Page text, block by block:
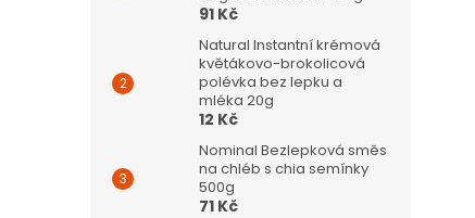
91 Kč
Natural Instantní krémová
květákovo-brokolicová
polévka bez lepku a
mléka 20g
12 Kč
Nominal Bezlepková směs
na chléb s chia semínky
500g
71 Kč